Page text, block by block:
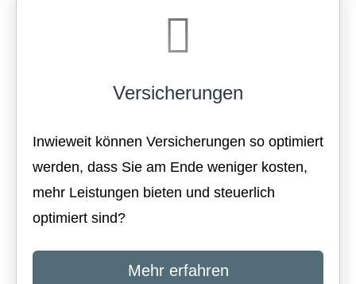
Versicherungen
Inwieweit können Versicherungen so optimiert
werden, dass Sie am Ende weniger kosten,
mehr Leistungen bieten und steuerlich
optimiert sind?
Mehr erfahren